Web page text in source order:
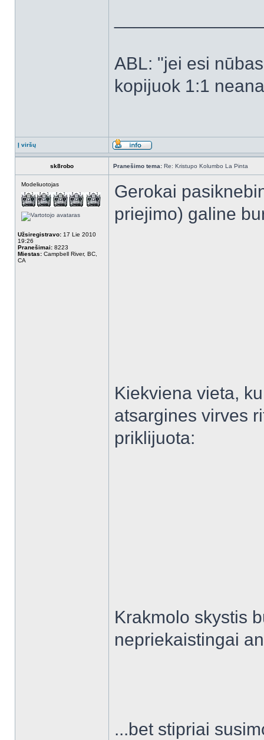
ABL: "jei esi
kopijuok 1:1
Į viršų
sk8robo Pranešimo tema: Re: Kristupo Kolumbo La Pinta
Modeliuotojas
Užsiregistravo: 17 Lie 2010
19:26
Pranešimai: 8223
Miestas: Campbell River, BC,
CA
Gerokai
priejimo) galine
Kiekviena vieta,
atsargines virves
priklijuota:
Krakmolo skystis
nepriekaistingai
...bet stipriai